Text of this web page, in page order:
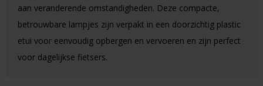
aan veranderende omstandigheden. Deze compacte,
betrouwbare lampjes zijn verpakt in een doorzichtig plastic
etui voor eenvoudig opbergen en vervoeren en zijn perfect
voor dagelijkse fietsers.